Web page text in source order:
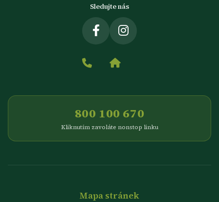
Sledujte nás
800 100 670
Kliknutím zavoláte nonstop linku
Mapa stránek